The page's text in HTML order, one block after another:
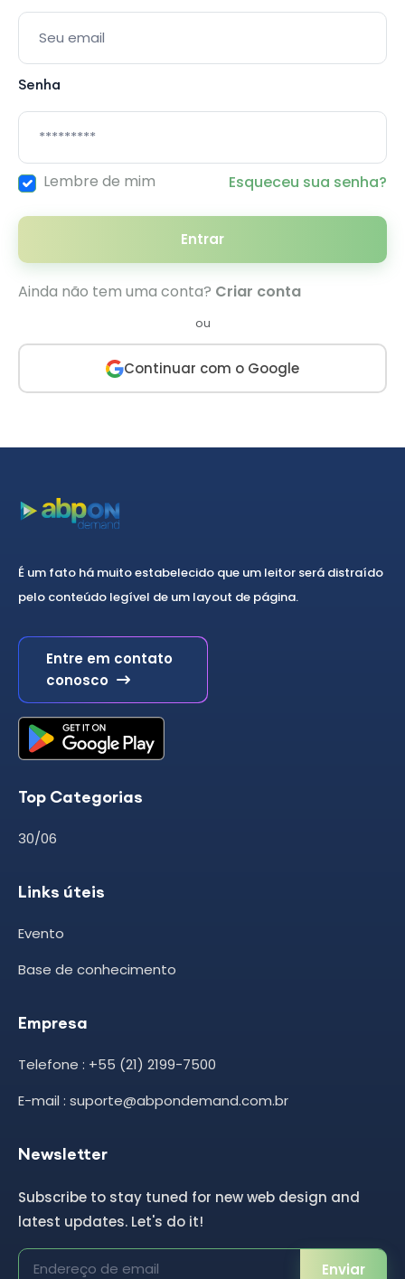
Senha
Lembre de mim Esqueceu sua senha?
Entrar
Ainda não tem uma conta? Criar conta
ou
Continuar com o Google
É um fato há muito estabelecido que um leitor será distraído
pelo conteúdo legível de um layout de página.
Entre em contato
conosco
Top Categorias
30/06
Links úteis
Evento
Base de conhecimento
Empresa
Telefone : +55 (21) 2199-7500
E-mail : suporte@abpondemand.com.br
Newsletter
Subscribe to stay tuned for new web design and
latest updates. Let's do it!
Enviar